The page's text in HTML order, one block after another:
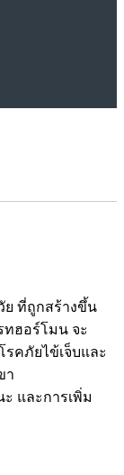
ย ที่ถูกสร้างขึ้น
ทฮอร์โมน จะ
รคภัยไข้เจ็บและ
า
และการเพิ่ม